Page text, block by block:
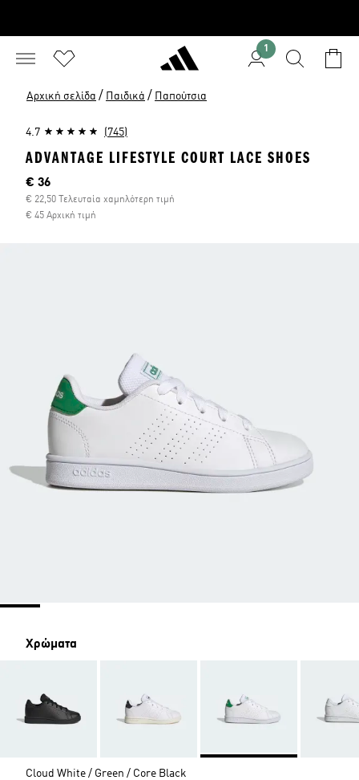
1
Αρχική σελίδα / Παιδικά / Παπούτσια
4.7 (745)
ADVANTAGE LIFESTYLE COURT LACE SHOES
Τρέχουσα τιμή
€ 36
€ 22,50 Τελευταία χαμηλότερη τιμή
€ 45 Αρχική τιμή
Χρώματα
Cloud White / Green / Core Black